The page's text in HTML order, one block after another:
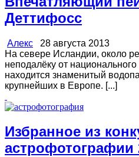
Деттифосс
Алекс 28 августа 2013
На севере Исландии, около
неподалёку от
находится знаменитый
крупнейших в Европе. [...]
Избранное из
астрофотографии